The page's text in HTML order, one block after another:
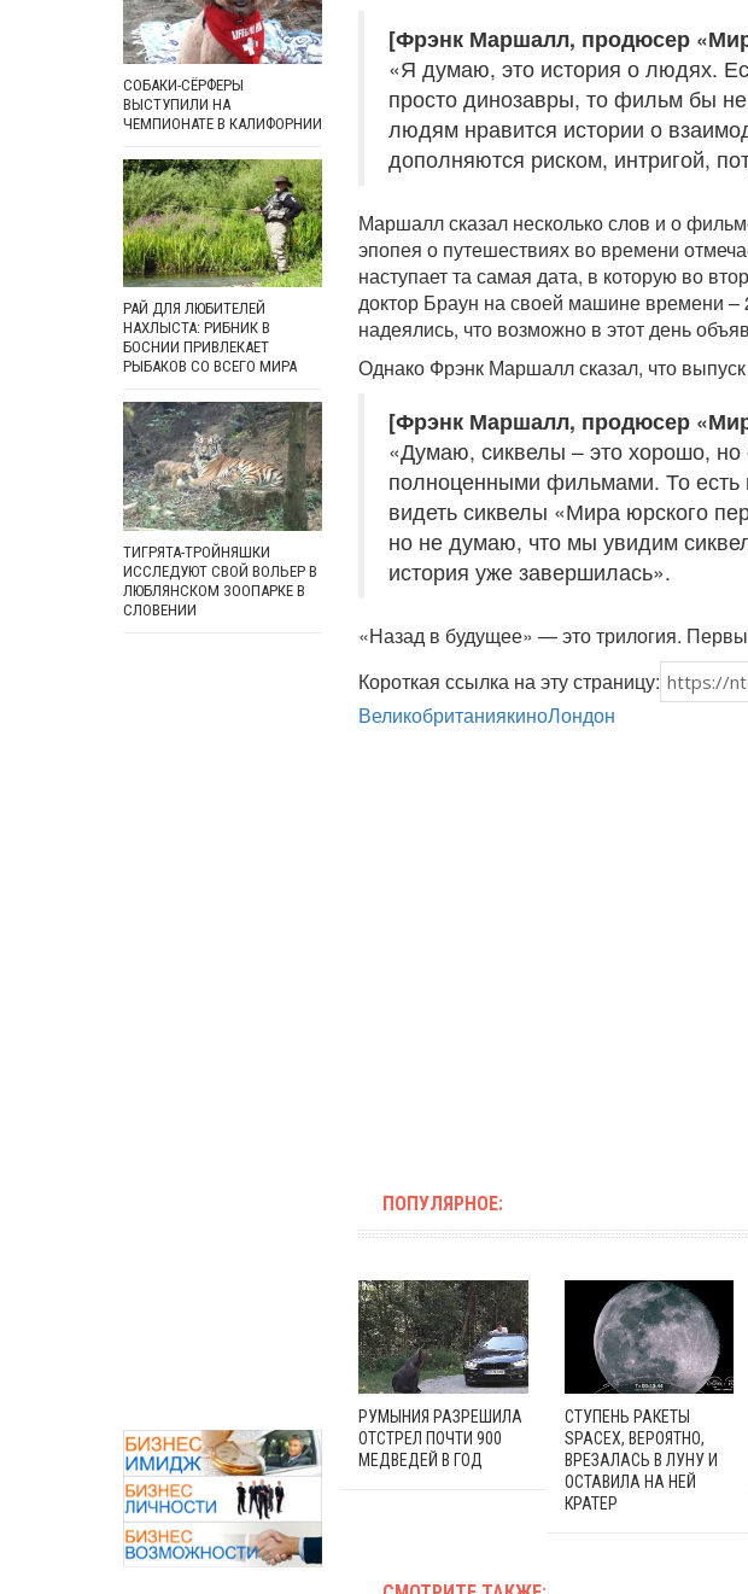
[Фрэнк Маршалл, продюсер
«Я думаю, это история о людях.
просто динозавры, то фильм бы
людям нравится истории о
дополняются риском, интригой,
Маршалл сказал несколько слов и о
эпопея о путешествиях во времени
наступает та самая дата, в которую во
доктор Браун на своей машине времени –
надеялись, что возможно в этот день
Однако Фрэнк Маршалл сказал, что
[Фрэнк Маршалл, продюсер
«Думаю, сиквелы – это хорошо,
полноценными фильмами. То
видеть сиквелы «Мира юрского
но не думаю, что мы увидим
история уже завершилась».
«Назад в будущее» — это трилогия.
Короткая ссылка на эту страницу:
ВеликобританиякиноЛондон
ПОПУЛЯРНОЕ:
РУМЫНИЯ РАЗРЕШИЛА
ОТСТРЕЛ ПОЧТИ 900
МЕДВЕДЕЙ В ГОД
СТУПЕНЬ РАКЕТЫ
SPACEX, ВЕРОЯТНО,
ВРЕЗАЛАСЬ В ЛУНУ И
ОСТАВИЛА НА НЕЙ
КРАТЕР
СОБАКИ-СЁРФЕРЫ
ВЫСТУПИЛИ НА
ЧЕМПИОНАТЕ В КАЛИФОРНИИ
РАЙ ДЛЯ ЛЮБИТЕЛЕЙ
НАХЛЫСТА: РИБНИК В
БОСНИИ ПРИВЛЕКАЕТ
РЫБАКОВ СО ВСЕГО МИРА
ТИГРЯТА-ТРОЙНЯШКИ
ИССЛЕДУЮТ СВОЙ ВОЛЬЕР В
ЛЮБЛЯНСКОМ ЗООПАРКЕ В
СЛОВЕНИИ